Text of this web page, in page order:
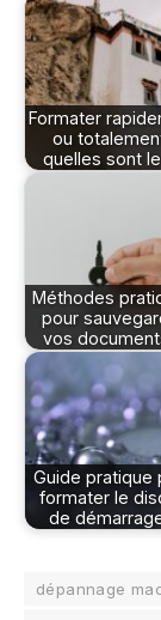
Formater
ou
quelles sont
Méthodes
pour
vos
Guide pratique
formater le
de
dépannage